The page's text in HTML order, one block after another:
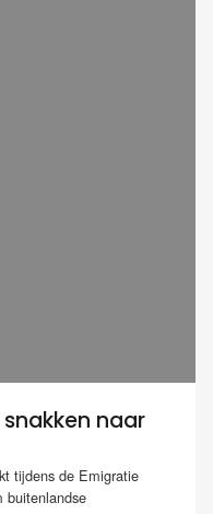
naar
tijdens de Emigratie
buitenlandse